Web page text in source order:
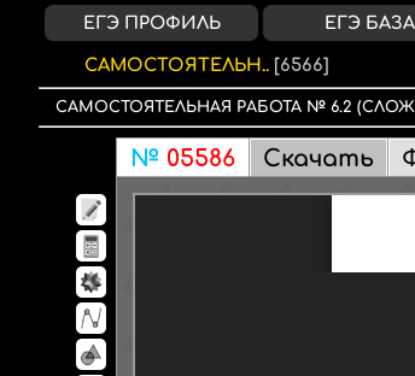
САМОСТОЯТЕЛЬН.. [6566]
САМОСТОЯТЕЛЬНАЯ РАБОТА№ 6.2
№ 05586 Скачать
ЕГЭ ПРОФИЛЬ ЕГЭ БАЗА